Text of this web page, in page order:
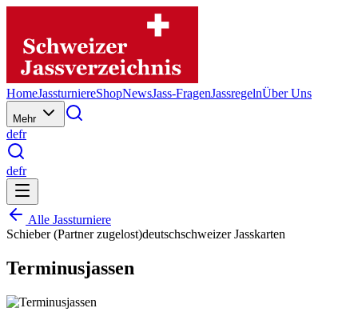
HomeJassturniereShopNewsJass-FragenJassregelnÜber Uns
Mehr
defr
defr
Alle Jassturniere
Schieber (Partner zugelost)deutschschweizer Jasskarten
Terminusjassen